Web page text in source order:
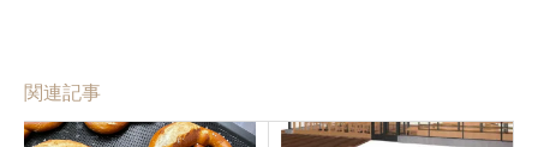
関連記事